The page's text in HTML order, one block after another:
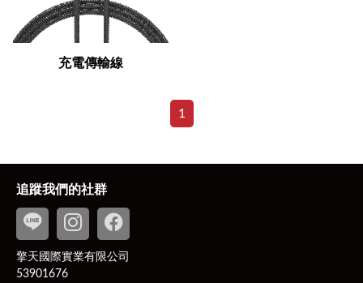
充電傳輸線
1
追蹤我們的社群
擎天國際實業有限公司
53901676